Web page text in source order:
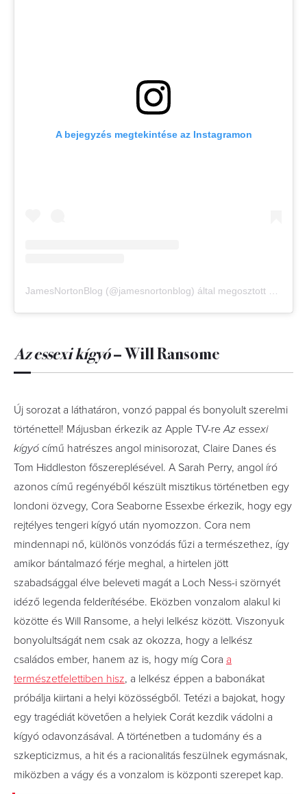
A bejegyzés megtekintése az Instagramon
Az essexi kígyó– Will Ransome
Új sorozat a láthatáron, vonzó pappal és bonyolult szerelmi
történettel! Májusban érkezik az Apple TV-reAz essexi
kígyó című hatrészes angol minisorozat, Claire Danes és
Tom Hiddleston főszereplésével. A Sarah Perry, angol író
azonos című regényéből készült misztikus történetben egy
londoni özvegy, Cora Seaborne Essexbe érkezik, hogy egy
rejtélyes tengeri kígyó után nyomozzon. Cora nem
mindennapi nő, különös vonzódás fűzi a természethez, így
amikor bántalmazó férje meghal, a hirtelen jött
szabadsággal élve beleveti magát a Loch Ness-i szörnyét
idéző legenda felderítésébe. Eközben vonzalom alakul ki
közötte és Will Ransome, a helyi lelkész között. Viszonyuk
bonyolultságát nem csak az okozza, hogy a lelkész
családos ember, hanem az is, hogy míg Cora a
természetfelettiben hisz, a lelkész éppen a babonákat
próbálja kiirtani a helyi közösségből. Tetézi a bajokat, hogy
egy tragédiát követően a helyiek Corát kezdik vádolni a
kígyó odavonzásával. A történetben a tudomány és a
szkepticizmus, a hit és a racionalitás feszülnek egymásnak,
miközben a vágy és a vonzalom is központi szerepet kap.